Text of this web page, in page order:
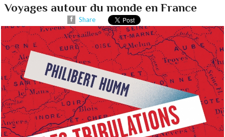
Voyages autour du monde en France
Share